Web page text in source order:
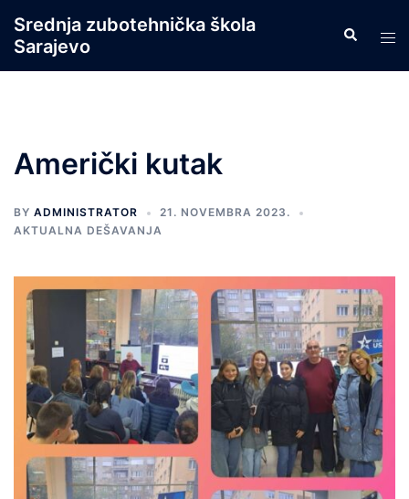
content
Srednja zubotehnička škola
Sarajevo
Search
Američki kutak
BY ADMINISTRATOR
21. NOVEMBRA 2023.
AKTUALNA DEŠAVANJA